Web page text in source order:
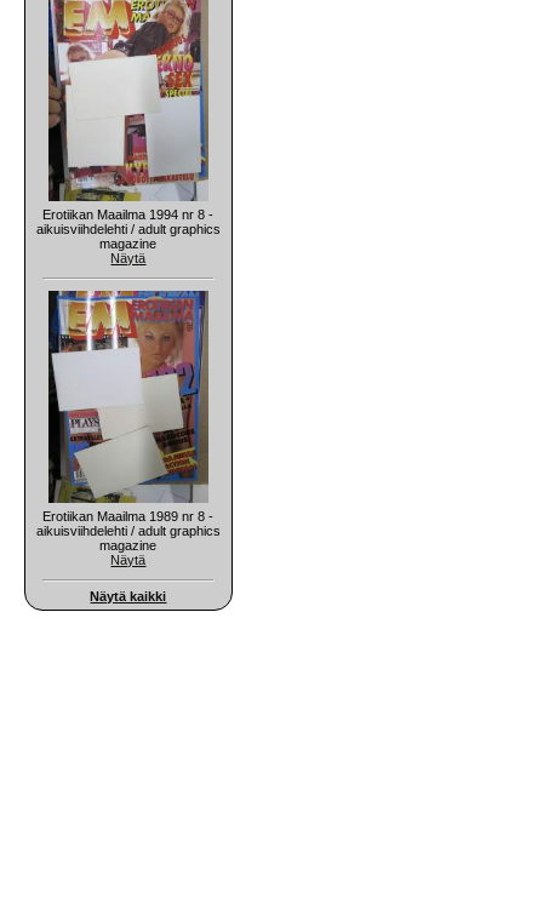
Erotiikan Maailma 1994 nr 8 -
aikuisviihdelehti / adult graphics
magazine
Näytä
Erotiikan Maailma 1989 nr 8 -
aikuisviihdelehti / adult graphics
magazine
Näytä
Näytä kaikki